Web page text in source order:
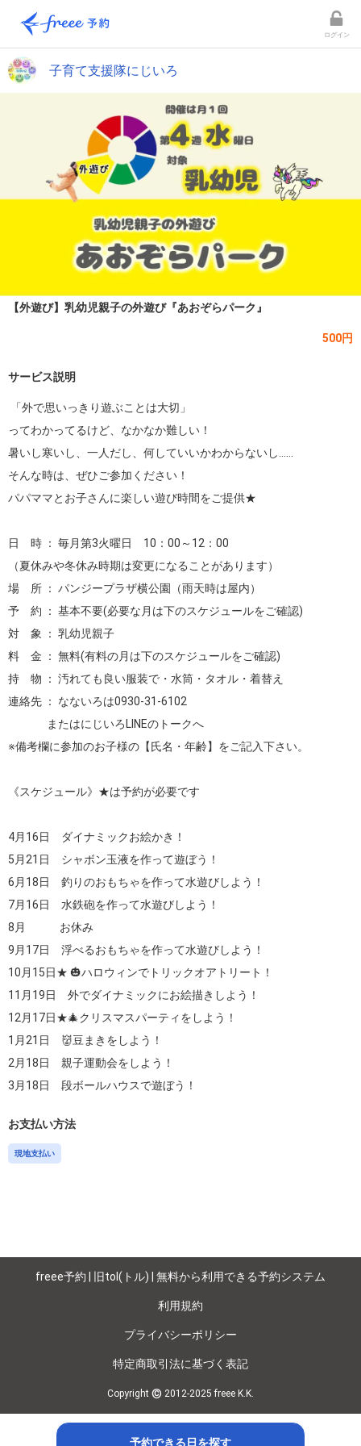
ログイン
子育て支援隊にじいろ
【外遊び】乳幼児親子の外遊び『あおぞらパーク』
500円
サービス説明
ってわかってるけど、なかなか難しい！
暑いし寒いし、一人だし、何していいかわからないし……
そんな時は、ぜひご参加ください！
パパママとお子さんに楽しい遊び時間をご提供★
日　時 ： 毎月第3火曜日　10：00～12：00
（夏休みや冬休み時期は変更になることがあります）
場　所 ： パンジープラザ横公園（雨天時は屋内）
予　約 ： 基本不要(必要な月は下のスケジュールをご確認)
対　象 ： 乳幼児親子
料　金 ： 無料(有料の月は下のスケジュールをご確認)
持　物 ： 汚れても良い服装で・水筒・タオル・着替え
連絡先 ： なないろは0930-31-6102
※備考欄に参加のお子様の【氏名・年齢】をご記入下さい。
《スケジュール》★は予約が必要です
4月16日　ダイナミックお絵かき！
5月21日　シャボン玉液を作って遊ぼう！
6月18日　釣りのおもちゃを作って水遊びしよう！
7月16日　水鉄砲を作って水遊びしよう！
8月　　　お休み
9月17日　浮べるおもちゃを作って水遊びしよう！
10月15日★ 🎃ハロウィンでトリックオアトリート！
11月19日　外でダイナミックにお絵描きしよう！
12月17日★🎄クリスマスパーティをしよう！
1月21日　👹豆まきをしよう！
2月18日　親子運動会をしよう！
お支払い方法
現地支払い
予約できる日を探す
freee予約 | 旧tol(トル) | 無料から利用できる予約システム
利用規約
プライバシーポリシー
特定商取引法に基づく表記
Copyright © 2012-2025 freee K.K.